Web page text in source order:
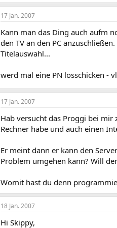
17 Jan. 2007
Kann man das Ding auch aufm
den TV an den PC
Titelauswahl...
werd mal eine PN losschicken -
17 Jan. 2007
Hab versucht das Proggi bei
Rechner habe und auch einen
Er meint dann er kann den
Problem umgehen kann? Will
Womit hast du denn
18 Jan. 2007
Hi Skippy,